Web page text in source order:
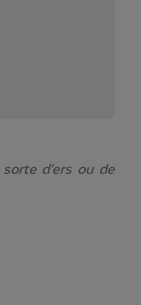
sorte d'ers ou de